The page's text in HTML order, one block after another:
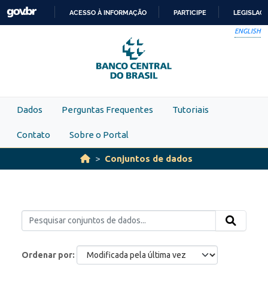
Skip to main content
PARA
O
CONTEÚDO
ACESSO À INFORMAÇÃO PARTICIPE
ENGLISH
Dados Perguntas Frequentes Tutoriais
Contato Sobre o Portal
Conjuntos de dados
Ordenar por